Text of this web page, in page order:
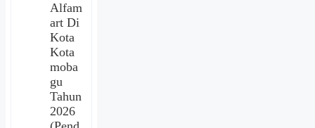
Alfam
art Di
Kota
Kota
moba
gu
Tahun
2026